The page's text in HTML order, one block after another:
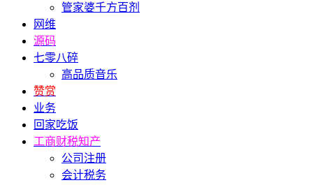
管家婆千方百剂
网维
源码
七零八碎
高品质音乐
赞赏
业务
回家吃饭
工商财税知产
公司注册
会计税务